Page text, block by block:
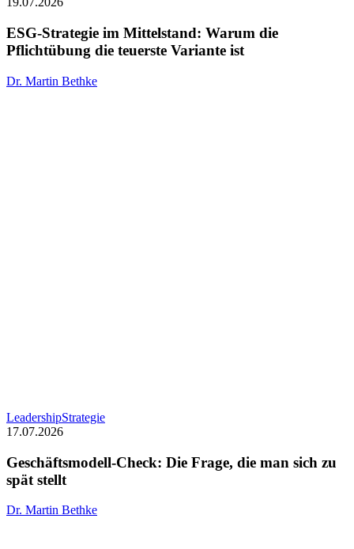
Mittelstand:
Warum
die
ESG-Strategie im Mittelstand: Warum die
Pflichtübung die teuerste Variante ist
Dr. Martin Bethke
LeadershipStrategieGeschäftsmodell-
Frage,
17.07.2026
Geschäftsmodell-Check: Die Frage, die man sich zu
spät stellt
Dr. Martin Bethke